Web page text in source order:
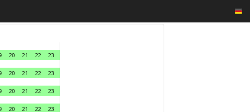
20 21 22
23
20 21 22
23
20 21 22
23
20 21 22
23